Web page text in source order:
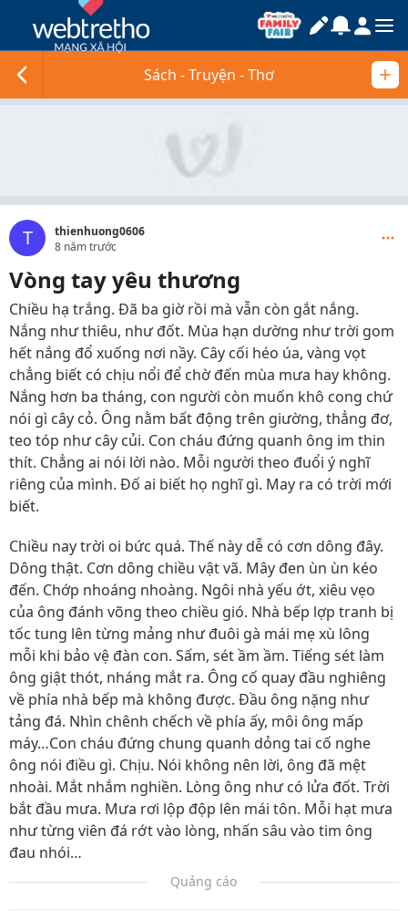
Sách - Truyện - Thơ
T
thienhuong0606
8 năm trước
Vòng tay yêu thương
Chiều hạ trắng. Đã ba giờ rồi mà vẫn còn gắt nắng.
Nắng như thiêu, như đốt. Mùa hạn dường như trời gom
hết nắng đổ xuống nơi nầy. Cây cối héo úa, vàng vọt
chẳng biết có chịu nổi để chờ đến mùa mưa hay không.
Nắng hơn ba tháng, con người còn muốn khô cong chứ
nói gì cây cỏ. Ông nằm bất động trên giường, thẳng đơ,
teo tóp như cây củi. Con cháu đứng quanh ông im thin
thít. Chẳng ai nói lời nào. Mỗi người theo đuổi ý nghĩ
riêng của mình. Đố ai biết họ nghĩ gì. May ra có trời mới
biết.
Chiều nay trời oi bức quá. Thế này dễ có cơn dông đây.
Dông thật. Cơn dông chiều vật vã. Mây đen ùn ùn kéo
đến. Chớp nhoáng nhoàng. Ngôi nhà yếu ớt, xiêu vẹo
của ông đánh võng theo chiều gió. Nhà bếp lợp tranh bị
tốc tung lên từng mảng như đuôi gà mái mẹ xù lông
mỗi khi bảo vệ đàn con. Sấm, sét ầm ầm. Tiếng sét làm
ông giật thót, nháng mắt ra. Ông cố quay đầu nghiêng
về phía nhà bếp mà không được. Đầu ông nặng như
tảng đá. Nhìn chênh chếch về phía ấy, môi ông mấp
máy…Con cháu đứng chung quanh dỏng tai cố nghe
ông nói điều gì. Chịu. Nói không nên lời, ông đã mệt
nhoài. Mắt nhắm nghiền. Lòng ông như có lửa đốt. Trời
bắt đầu mưa. Mưa rơi lộp độp lên mái tôn. Mỗi hạt mưa
như từng viên đá rớt vào lòng, nhấn sâu vào tim ông
đau nhói…
Quảng cáo